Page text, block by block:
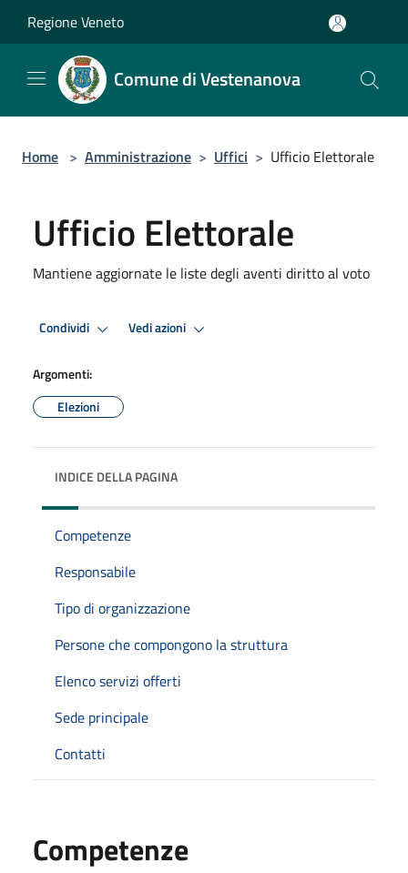
Regione Veneto
Comune di Vestenanova
Home > Amministrazione > Uffici > Ufficio Elettorale
Ufficio Elettorale
Mantiene aggiornate le liste degli aventi diritto al voto
Condividi Vedi azioni
Argomenti:
Elezioni
INDICE DELLA PAGINA
Competenze
Responsabile
Tipo di organizzazione
Persone che compongono la struttura
Elenco servizi offerti
Sede principale
Contatti
Competenze